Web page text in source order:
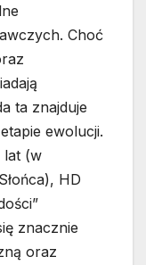
Choć
ta znajduje
ewolucji.
lat (w
HD
znacznie
oraz